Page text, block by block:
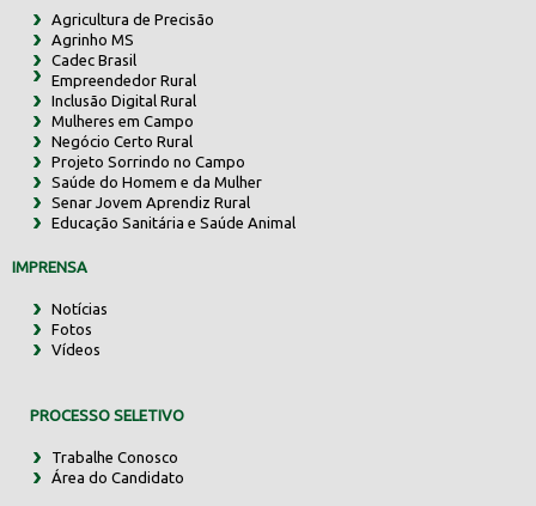
Agricultura de Precisão
Agrinho MS
Cadec Brasil
Empreendedor Rural
Inclusão Digital Rural
Mulheres em Campo
Negócio Certo Rural
Projeto Sorrindo no Campo
Saúde do Homem e da Mulher
Senar Jovem Aprendiz Rural
Educação Sanitária e Saúde Animal
IMPRENSA
Notícias
Fotos
Vídeos
PROCESSO SELETIVO
Trabalhe Conosco
Área do Candidato